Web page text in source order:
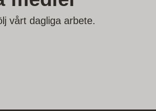
vårt dagliga arbete.